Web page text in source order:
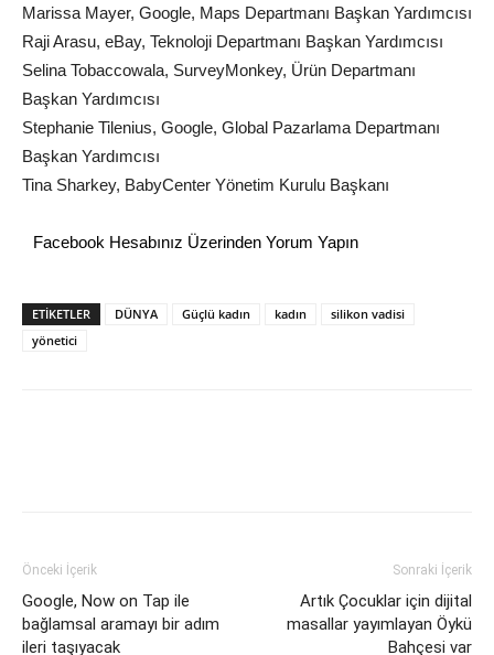
Marissa Mayer, Google, Maps Departmanı Başkan Yardımcısı
Raji Arasu, eBay, Teknoloji Departmanı Başkan Yardımcısı
Selina Tobaccowala, SurveyMonkey, Ürün Departmanı
Başkan Yardımcısı
Stephanie Tilenius, Google, Global Pazarlama Departmanı
Başkan Yardımcısı
Tina Sharkey, BabyCenter Yönetim Kurulu Başkanı
Facebook Hesabınız Üzerinden Yorum Yapın
ETİKETLER DÜNYA Güçlü kadın kadın
silikon vadisi
yönetici
Önceki İçerik
Google, Now on Tap ile
bağlamsal aramayı bir adım
ileri taşıyacak
Sonraki İçerik
Artık Çocuklar için dijital
masallar yayımlayan Öykü
Bahçesi var